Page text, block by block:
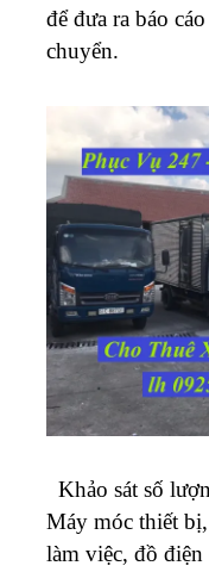
để đưa ra báo
chuyển.
Khảo sát số
Máy móc thiết
làm việc, đồ